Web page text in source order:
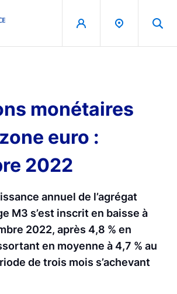
Principal
monétaires
euro :
2022
annuel de l’agrégat
M3 s’est inscrit en baisse à
2022, après 4,8 % en
en moyenne à 4,7 % au
de trois mois s’achevant